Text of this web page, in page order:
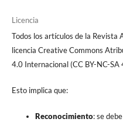
Licencia
Todos los artículos de la Revista
licencia Creative Commons
4.0 Internacional (CC BY-NC-SA
Esto implica que:
Reconocimiento: se